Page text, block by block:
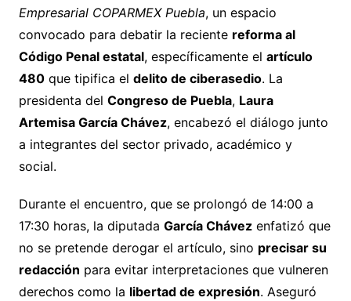
Empresarial COPARMEX Puebla, un espacio
convocado para debatir la reciente reforma al
Código Penal estatal, específicamente el artículo
480que tipifica el delito de ciberasedio. La
presidenta del Congreso de Puebla, Laura
Artemisa García Chávez, encabezó el diálogo junto
a integrantes del sector privado, académico y
social.
Durante el encuentro, que se prolongó de 14:00 a
17:30 horas, la diputada García Chávezenfatizó que
no se pretende derogar el artículo, sino precisar su
redacción para evitar interpretaciones que vulneren
derechos como la libertad de expresión. Aseguró